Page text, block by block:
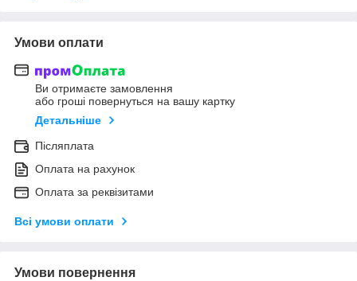
Умови оплати
Ви отримаєте замовлення
або гроші повернуться на вашу картку
Детальніше
Післяплата
Оплата на рахунок
Оплата за реквізитами
Всі умови оплати
Умови повернення